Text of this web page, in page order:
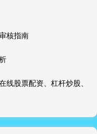
核指南
股票配资、杠杆炒股、